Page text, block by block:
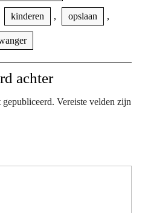
kinderen , opslaan ,
achter
Vereiste velden zijn